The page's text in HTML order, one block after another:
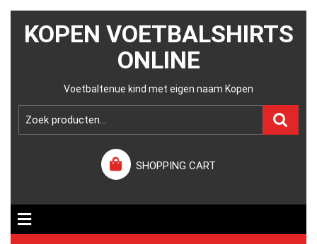
KOPEN VOETBALSHIRTS
ONLINE
Voetbaltenue kind met eigen naam Kopen
SHOPPING CART